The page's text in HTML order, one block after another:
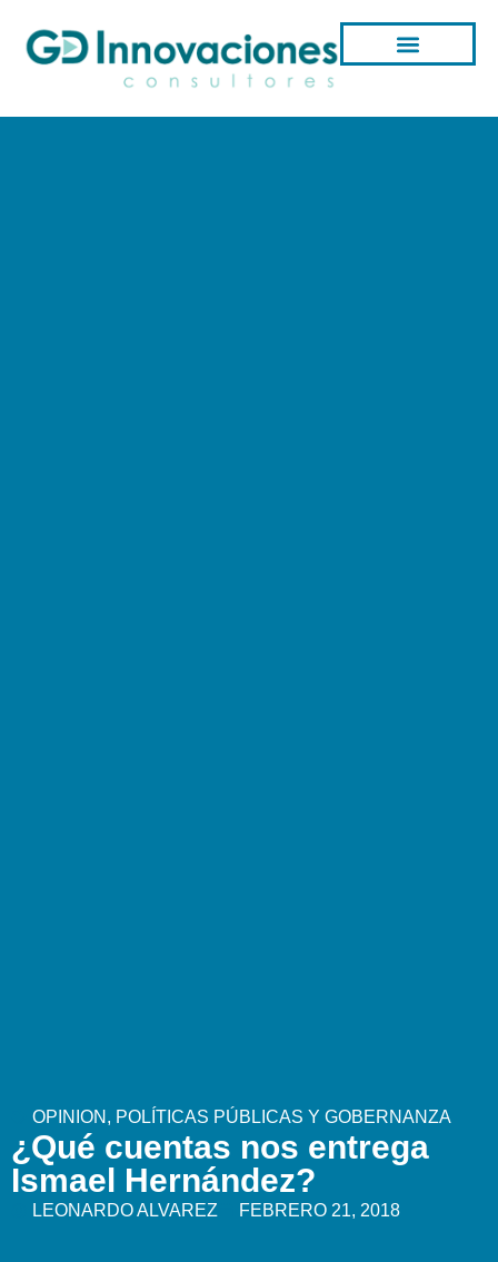
OPINION , POLÍTICAS PÚBLICAS Y GOBERNANZA
¿Qué cuentas nos entrega
Ismael Hernández?
LEONARDO ALVAREZ FEBRERO 21, 2018